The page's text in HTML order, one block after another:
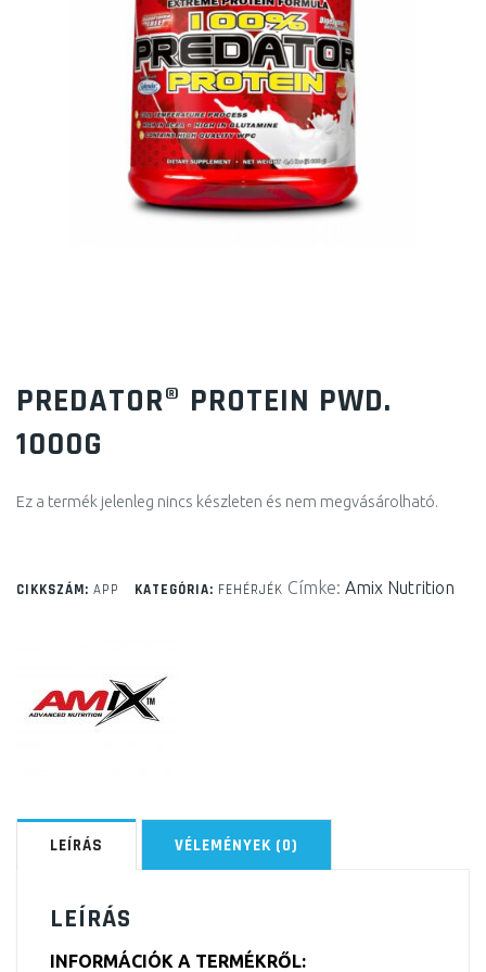
PREDATOR® PROTEIN PWD.
1000G
Ez a termék jelenleg nincs készleten és nem megvásárolható.
CIKKSZÁM: APP KATEGÓRIA: FEHÉRJÉK Címke: Amix Nutrition
LEÍRÁS VÉLEMÉNYEK (0)
LEÍRÁS
INFORMÁCIÓK A TERMÉKRŐL: